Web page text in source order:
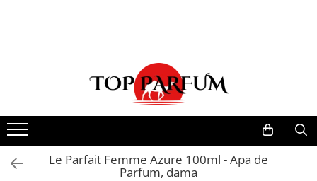
Pachete FEMEI
Pachete BARBATI
Pachete EL si EALe Parfait Femme Azure 100ml - Apa de
Parfum, dama